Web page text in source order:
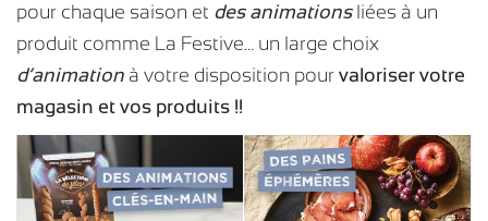
pour chaque saison et des animations liées à un
produit comme La Festive… un large choix
d’animation à votre disposition pour valoriser votre
magasin et vos produits !!